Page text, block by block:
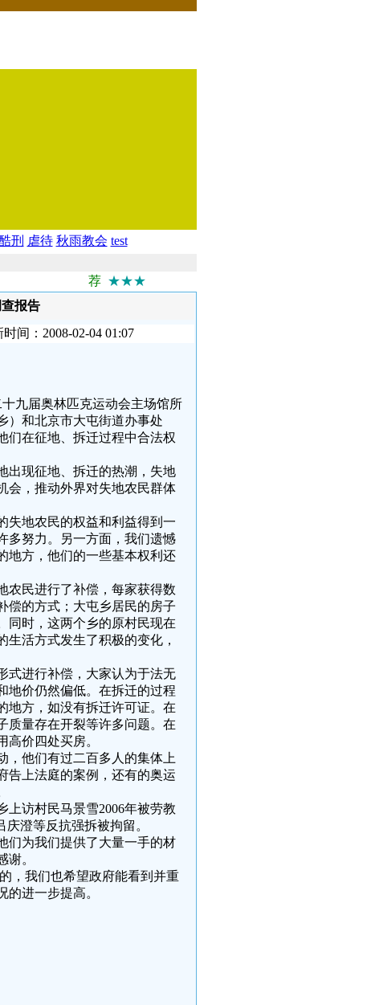
刑 虐待 秋雨教会 test
荐 ★★★
报告
间：2008-02-04 01:07
九届奥林匹克运动会主场馆所
）和北京市大屯街道办事处
们在征地、拆迁过程中合法权
出现征地、拆迁的热潮，失地
会，推动外界对失地农民群体
失地农民的权益和利益得到一
多努力。另一方面，我们遗憾
地方，他们的一些基本权利还
农民进行了补偿，每家获得数
偿的方式；大屯乡居民的房子
同时，这两个乡的原村民现在
活方式发生了积极的变化，
式进行补偿，大家认为于法无
地价仍然偏低。在拆迁的过程
地方，如没有拆迁许可证。在
质量存在开裂等许多问题。在
价四处买房。
，他们有过二百多人的集体上
告上法庭的案例，还有的奥运
上访村民马景雪2006年被劳教
澄等反抗强拆被拘留。
们为我们提供了大量一手的材
。
，我们也希望政府能看到并重
进一步提高。